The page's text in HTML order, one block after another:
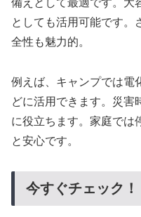
備えとして最適です。大
としても活用可能です。
全性も魅力的。
例えば、キャンプでは電
どに活用できます。災害
に役立ちます。家庭では
と安心です。
今すぐチェック！